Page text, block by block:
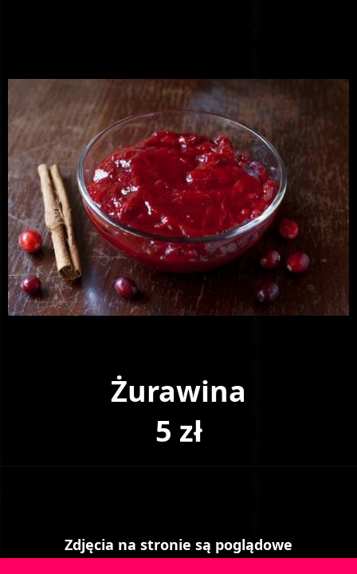
Żurawina
5 zł
Zdjęcia na stronie są poglądowe